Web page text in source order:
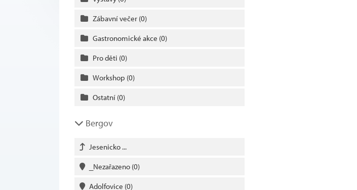
Zábavní večer (0)
Gastronomické akce (0)
Pro děti (0)
Workshop (0)
Ostatní (0)
Bergov
Jesenicko ...
_Nezařazeno (0)
Adolfovice (0)